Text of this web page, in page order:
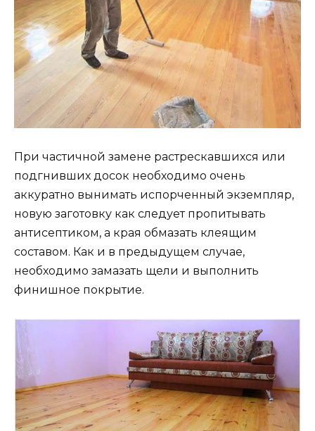
При частичной замене растрескавшихся или
подгнивших досок необходимо очень
аккуратно вынимать испорченный экземпляр,
новую заготовку как следует пропитывать
антисептиком, а края обмазать клеящим
составом. Как и в предыдущем случае,
необходимо замазать щели и выполнить
финишное покрытие.